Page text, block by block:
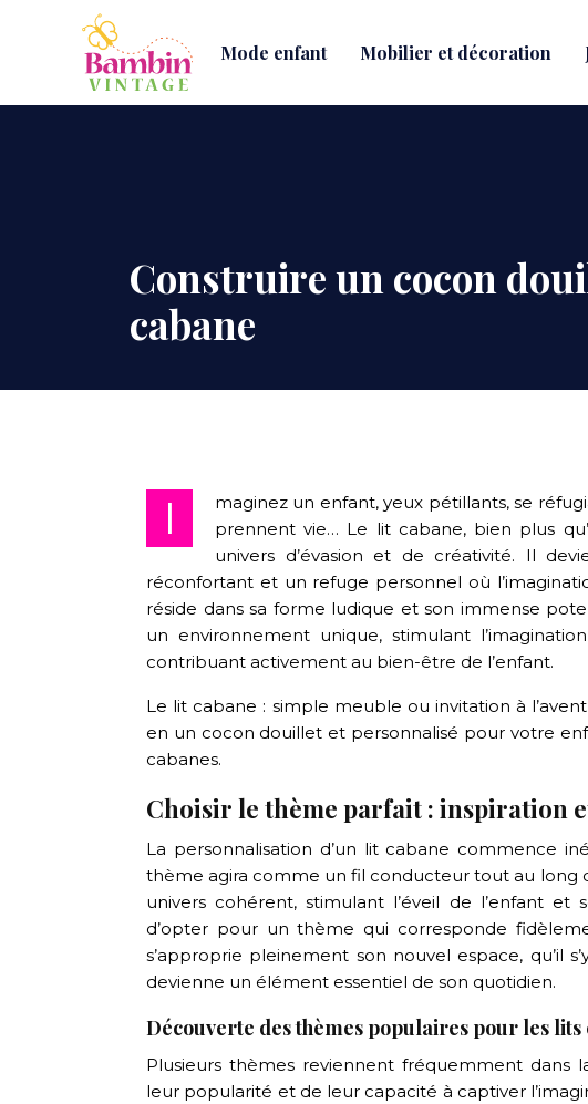
Mode enfant Mobilier et décoration
Construire un cocon
cabane
Imaginez un enfant, yeux pétillants, se réfugiant dans sa cabane, un royaume secret où les rêves
prennent vie… Le lit cabane, bien plus
univers d’évasion et de créativité. Il
réconfortant et un refuge personnel où
réside dans sa forme ludique et son immense
un environnement unique, stimulant
contribuant activement au bien-être de l’enfant.
Le lit cabane : simple meuble ou invitation à
en un cocon douillet et personnalisé pour votre
cabanes.
Choisir le thème parfait : inspiration
La personnalisation d’un lit cabane commence
thème agira comme un fil conducteur tout au long
univers cohérent, stimulant l’éveil de l’enfant
d’opter pour un thème qui corresponde
s’approprie pleinement son nouvel espace, qu’il
devienne un élément essentiel de son quotidien.
Découverte des thèmes populaires pour les lits
Plusieurs thèmes reviennent fréquemment dans
leur popularité et de leur capacité à captiver